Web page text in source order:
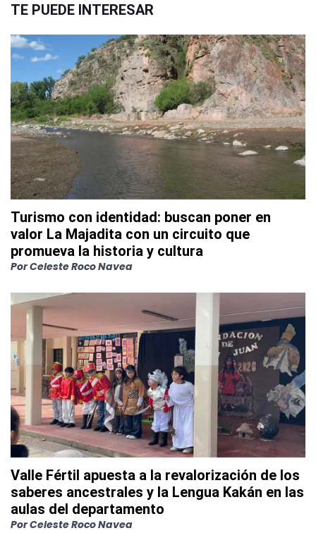
TE PUEDE INTERESAR
Turismo con identidad: buscan poner en
valor La Majadita con un circuito que
promueva la historia y cultura
PorCeleste Roco Navea
Valle Fértil apuesta a la revalorización de los
saberes ancestrales y la Lengua Kakán en las
aulas del departamento
PorCeleste Roco Navea